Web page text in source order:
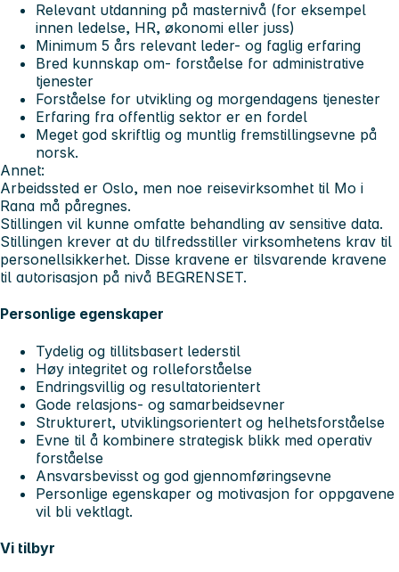
Relevant utdanning på masternivå (for eksempel
innen ledelse, HR, økonomi eller juss)
Minimum 5 års relevant leder- og faglig erfaring
Bred kunnskap om- forståelse for administrative
tjenester
Forståelse for utvikling og morgendagens tjenester
Erfaring fra offentlig sektor er en fordel
Meget god skriftlig og muntlig fremstillingsevne på
norsk.
Annet:
Arbeidssted er Oslo, men noe reisevirksomhet til Mo i
Rana må påregnes.
Stillingen vil kunne omfatte behandling av sensitive data.
Stillingen krever at du tilfredsstiller virksomhetens krav til
personellsikkerhet. Disse kravene er tilsvarende kravene
til autorisasjon på nivå BEGRENSET.
Personlige egenskaper
Tydelig og tillitsbasert lederstil
Høy integritet og rolleforståelse
Endringsvillig og resultatorientert
Gode relasjons- og samarbeidsevner
Strukturert, utviklingsorientert og helhetsforståelse
Evne til å kombinere strategisk blikk med operativ
forståelse
Ansvarsbevisst og god gjennomføringsevne
Personlige egenskaper og motivasjon for oppgavene
vil bli vektlagt.
Vi tilbyr